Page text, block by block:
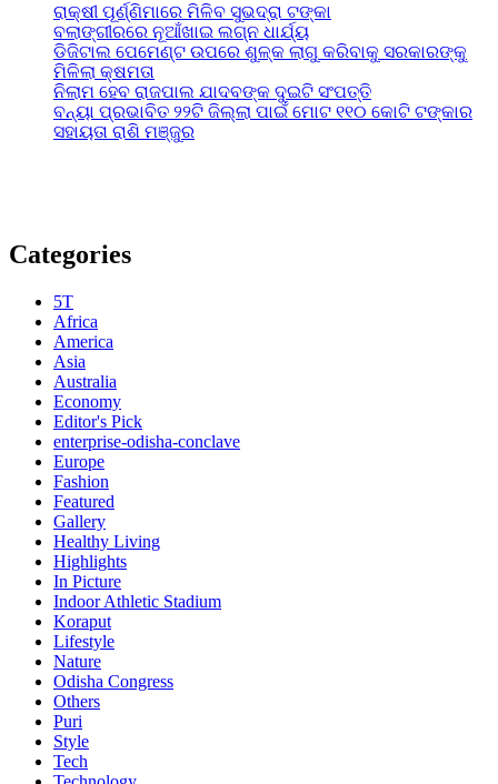
ରାକ୍ଷୀ ପୂର୍ଣ୍ଣିମାରେ ମିଳିବ ସୁଭଦ୍ରା ଟଙ୍କା
ବଲାଙ୍ଗୀରରେ ନୂଆଁଖାଇ ଲଗ୍ନ ଧାର୍ଯ୍ୟ
ଡିଜିଟାଲ ପେମେଣ୍ଟ ଉପରେ ଶୁଳ୍କ ଲାଗୁ କରିବାକୁ ସରକାରଙ୍କୁ
ମିଳିଲା କ୍ଷମତା
ନିଲାମ ହେବ ରାଜପାଲ ଯାଦବଙ୍କ ଦୁଇଟି ସଂପତ୍ତି
ବନ୍ୟା ପ୍ରଭାବିତ ୨୨ଟି ଜିଲ୍ଲା ପାଇଁ ମୋଟ ୧୧୦ କୋଟି ଟଙ୍କାର
ସହାୟତା ରାଶି ମଞ୍ଜୁର
Categories
5T
Africa
America
Asia
Australia
Economy
Editor's Pick
enterprise-odisha-conclave
Europe
Fashion
Featured
Gallery
Healthy Living
Highlights
In Picture
Indoor Athletic Stadium
Koraput
Lifestyle
Nature
Odisha Congress
Others
Puri
Style
Tech